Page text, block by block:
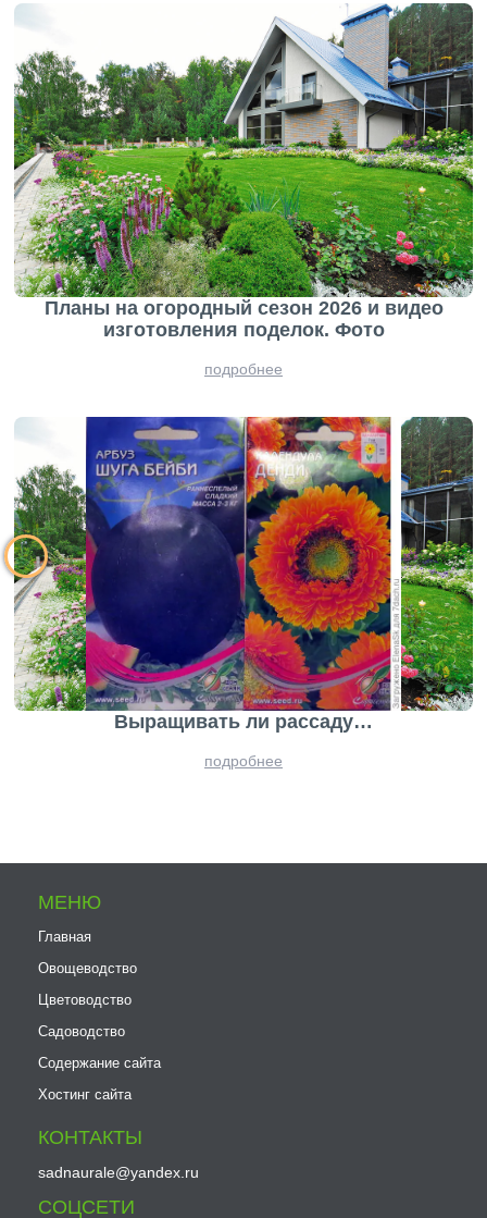
Планы на огородный сезон 2026 и видео
изготовления поделок. Фото
подробнее
Выращивать ли рассаду…
подробнее
МЕНЮ
Главная
Овощеводство
Цветоводство
Садоводство
Содержание сайта
Хостинг сайта
КОНТАКТЫ
sadnaurale@yandex.ru
СОЦСЕТИ